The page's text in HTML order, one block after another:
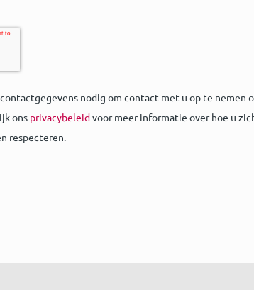
nodig om contact met u op te nemen
ons privacybeleidvoor meer informatie over hoe u
respecteren.